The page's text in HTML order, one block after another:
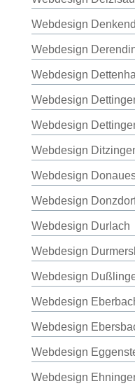
Webdesign
Webdesign
Webdesign
Webdesign
Webdesign
Webdesign
Webdesign
Webdesign
Webdesign Durlach
Webdesign
Webdesign
Webdesign
Webdesign
Webdesign
Webdesign